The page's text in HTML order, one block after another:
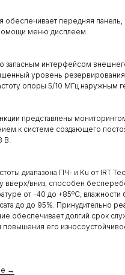
обеспечивает передняя
меню дисплеем.
запасным интерфейсом
уровень
опоры 5/10 МГц наружным
представлены
к системе создающего
В.
диапазона ПЧ- и Ku от IRT
вверх/вниз, способен
от -40 до +85ºC, влажности
до до 95%. Принудительно
обеспечивает долгий срок
его
→